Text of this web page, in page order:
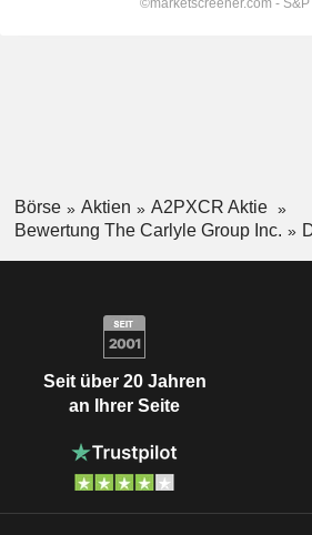
Börse Aktien
A2PXCR Aktie
Bewertung The Carlyle Group Inc.
Seit über 20 Jahren
an Ihrer Seite